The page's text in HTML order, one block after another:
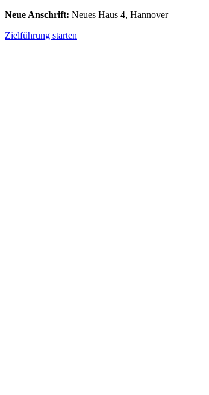
Neue Anschrift: Neues Haus 4, Hannover
Zielführung starten